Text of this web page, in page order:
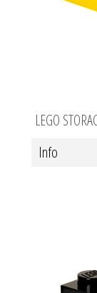
LEGO
Info